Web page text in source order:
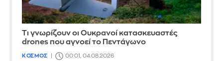
Τι γνωρίζουν οι Ουκρανοί κατασκευαστές
drones που αγνοεί το Πεντάγωνο
ΚΟΣΜΟΣ 00:01, 04.08.2026